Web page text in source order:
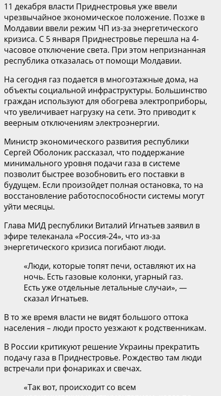
11 декабря власти Приднестровья уже ввели
чрезвычайное экономическое положение. Позже в
Молдавии ввели режим ЧП из-за энергетического
кризиса. С 5 января Приднестровье перешла на 4-
часовое отключение света. При этом непризнанная
республика отказалась от помощи Молдавии.
На сегодня газ подается в многоэтажные дома, на
объекты социальной инфраструктуры. Большинство
граждан используют для обогрева электроприборы,
что увеличивает нагрузку на сети. Это приводит к
веерным отключениям электроэнергии.
Министр экономического развития республики
Сергей Оболоник рассказал, что поддержание
минимального уровня подачи газа в системе
позволит быстрее возобновить его поставки в
будущем. Если произойдет полная остановка, то на
восстановление работоспособности системы могут
уйти месяцы.
Глава МИД республики Виталий Игнатьев заявил в
эфире телеканала «Россия-24», что из-за
энергетического кризиса погибают люди.
«Люди, которые топят печи, оставляют их на
ночь. Есть газовые колонки, угарный газ.
Есть уже отдельные летальные случаи», —
сказал Игнатьев.
В то же время власти не видят большого оттока
населения – люди просто уезжают к родственникам.
В России критикуют решение Украины прекратить
подачу газа в Приднестровье. Рождество там люди
встречали при фонариках и свечах.
«Так вот, происходит со всем